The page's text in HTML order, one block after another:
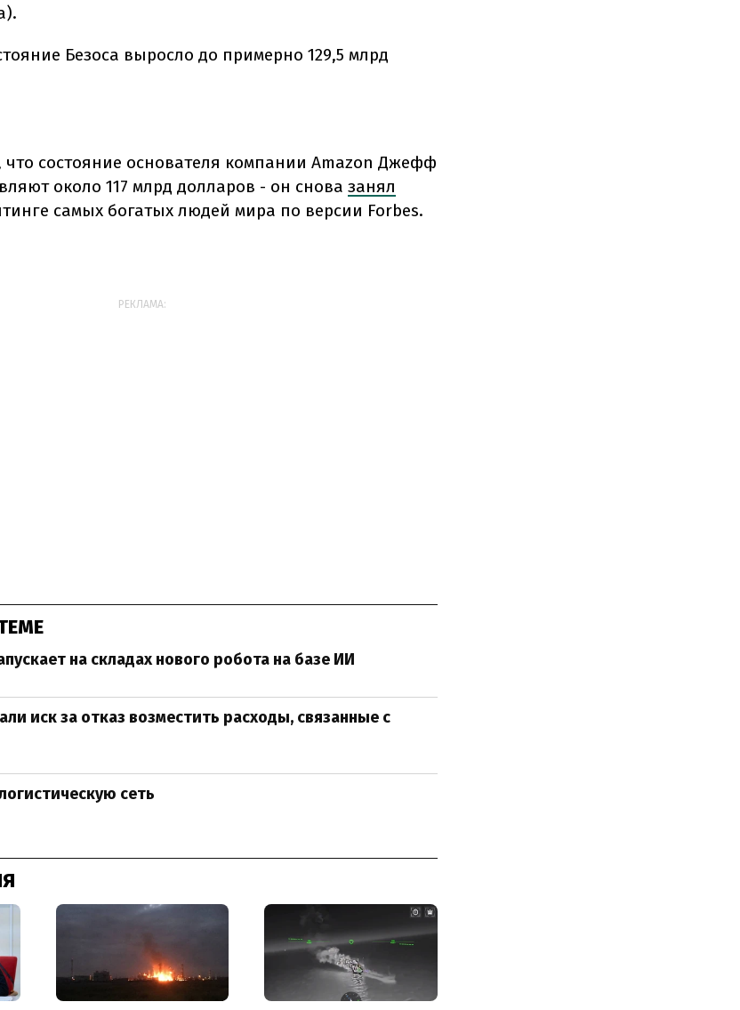
Безоса выросло до примерно 129,5 млрд
что состояние основателя компании Amazon Джефф
около 117 млрд долларов - он снова занял
самых богатых людей мира по версии Forbes.
РЕКЛАМА:
на складах нового робота на базе ИИ
иск за отказ возместить расходы, связанные с
сеть